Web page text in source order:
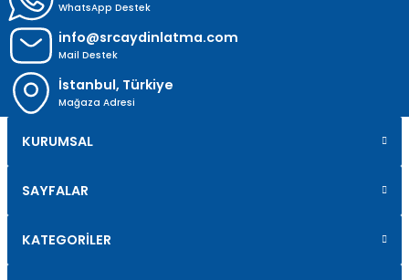
WhatsApp Destek
info@srcaydinlatma.com
Mail Destek
İstanbul, Türkiye
Mağaza Adresi
KURUMSAL
SAYFALAR
KATEGORİLER